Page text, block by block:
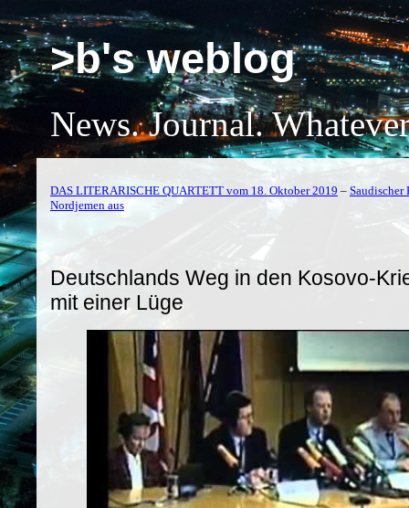
>b's weblog
News. Journal.
DAS LITERARISCHE QUARTETT vom 18. Oktober 2019 –
Nordjemen aus
Deutschlands Weg in den Kosovo-
mit einer Lüge